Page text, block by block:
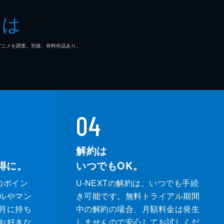
を調査。別途、有料作品あり。
。
ポイン
やマン
に持ち
04
解約は
いつでもOK。
U-NEXTの解約は、いつでも手続
き可能です。無料トライアル期間
中の解約の場合、月額料金は発生